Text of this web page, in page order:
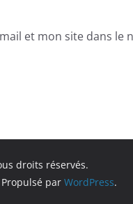
et mon site dans
droits réservés.
par WordPress.